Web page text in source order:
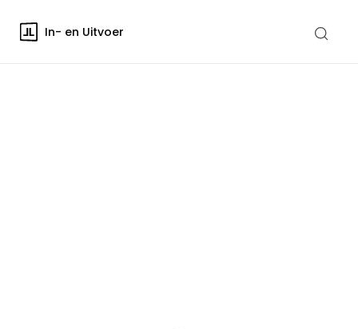
In- en Uitvoer